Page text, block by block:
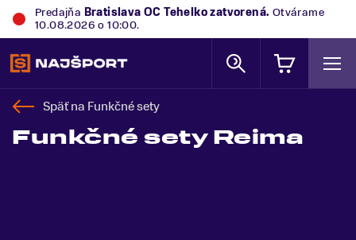
Predajňa Bratislava OC Tehelkozatvorená. Otvárame
10.08.2026 o 10:00.
Späť na Funkčné sety
Funkčné sety Reima